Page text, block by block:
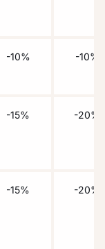
-10%
-15%
-15%
-10%
-20%
-20%